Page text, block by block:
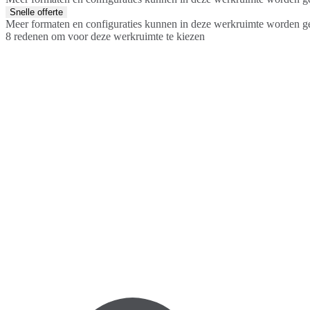
Snelle offerte
Meer formaten en configuraties kunnen in deze werkruimte worden
8 redenen om voor deze werkruimte te kiezen